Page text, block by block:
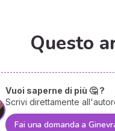
Questo
Vuoi saperne di più 🤔 ?
Scrivi direttamente
Fai una domanda a